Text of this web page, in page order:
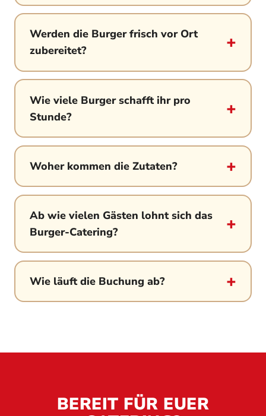
Werden die Burger frisch vor Ort
zubereitet?
Wie viele Burger schafft ihr pro
Stunde?
Woher kommen die Zutaten?
Ab wie vielen Gästen lohnt sich das
Burger-Catering?
Wie läuft die Buchung ab?
BEREIT FÜR EUER